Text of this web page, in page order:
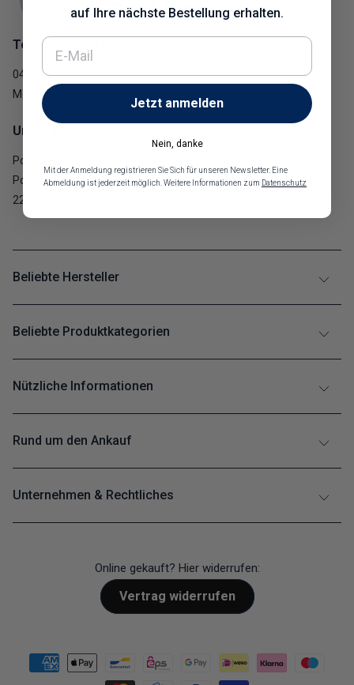
Telefonische Unterstützung
040 / 325 924 700
Mo - Fr: 10 - 12 Uhr
Unser Büro
Porzellanbörse alteserien.de GmbH
Poppenbütteler Bogen 94
22399 Hamburg
Beliebte Hersteller
Beliebte Produktkategorien
Nützliche Informationen
Rund um den Ankauf
Unternehmen & Rechtliches
Online gekauft? Hier widerrufen:
Vertrag widerrufen
auf Ihre nächste Bestellung erhalten.
E-Mail
Jetzt anmelden
Nein, danke
Mit der Anmeldung registrieren Sie Sich für unseren Newsletter. Eine
Abmeldung ist jederzeit möglich. Weitere Informationen zum Datenschutz